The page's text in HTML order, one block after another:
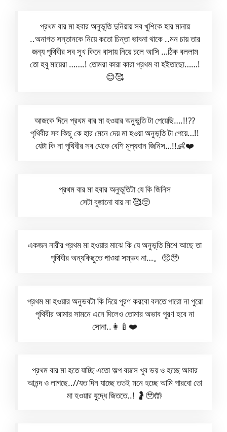
প্রথম বার মা হবার অনুভূতি দুনিয়ায় সব খুশিকে হার মানায়
..অনাগত সন্তানকে নিয়ে কতো চিন্তা ভাবনা থাকে ..মন চায় তার
জন্য পৃথিবীর সব সুখ কিনে বাসায় নিয়ে চলে আসি …ঠিক বললাম
তো হবু মায়েরা …….! তোমরা কারা কারা প্রথম বা হইতাছো……!
😊🥰
আজকে দিনে প্রথম বার মা হওয়ার অনুভুতি টা পেয়েছি….!!??
পৃথিবীর সব কিছু কে হার মেনে দেয় মা হওয়া অনুভূতি টা পেয়ে…!!
যেটা কি না পৃথিবীর সব থেকে বেশি মূল্যবান জিনিস…!!👶❤️
প্রথম বার মা হবার অনুভূতিটা যে কি জিনিস
সেটা বুজানো যায় না 🥰🥺
একজন নারীর প্রথম মা হওয়ার মাঝে কি যে অনুভূতি মিশে আছে তা
পৃথিবীর অন্যকিছুতে পাওয়া সম্ভব না…。🥺🥹
প্রথম মা হওয়ার অনুভবটা কি দিয়ে পূরণ করবো বলতে পারো না পুরো
পৃথিবীর আমার সামনে এনে দিলেও তোমার অভাব পূরণ হবে না
সোনা..👩‍🍼❤️
প্রথম বার মা হতে যাচ্ছি এতো অল্প বয়সে খুব ভয় ও হচ্ছে আবার
আনন্দ ও লাগছে..//যত দিন যাচ্ছে ততই মনে হচ্ছে আমি পারবো তো
মা হওয়ার যুদ্ধে জিততে..! 🤰🥹🤲